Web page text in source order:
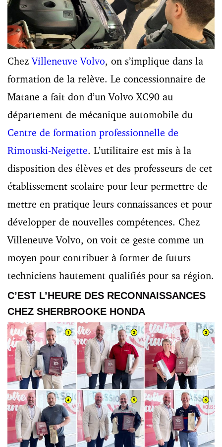
ChezVilleneuve Volvo, on s’implique dans la
formation de la relève. Le concessionnaire de
Matane a fait don d’un Volvo XC90 au
département de mécanique automobile du
Centre de formation professionnelle de
Rimouski-Neigette. L’utilitaire est mis à la
disposition des élèves et des professeurs de cet
établissement scolaire pour leur permettre de
mettre en pratique leurs connaissances et pour
développer de nouvelles compétences. Chez
Villeneuve Volvo, on voit ce geste comme un
moyen pour contribuer à former de futurs
techniciens hautement qualifiés pour sa région.
C’EST L’HEURE DES RECONNAISSANCES
CHEZ SHERBROOKE HONDA